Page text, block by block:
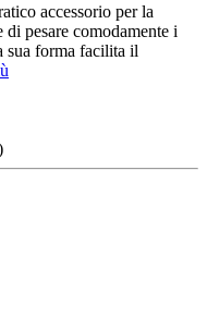
accessorio per la
pesare comodamente i
sua forma facilita il